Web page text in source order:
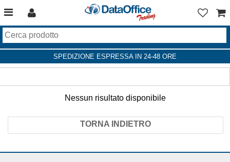
SPEDIZIONE ESPRESSA IN 24-48 ORE
Nessun risultato disponibile
TORNA INDIETRO